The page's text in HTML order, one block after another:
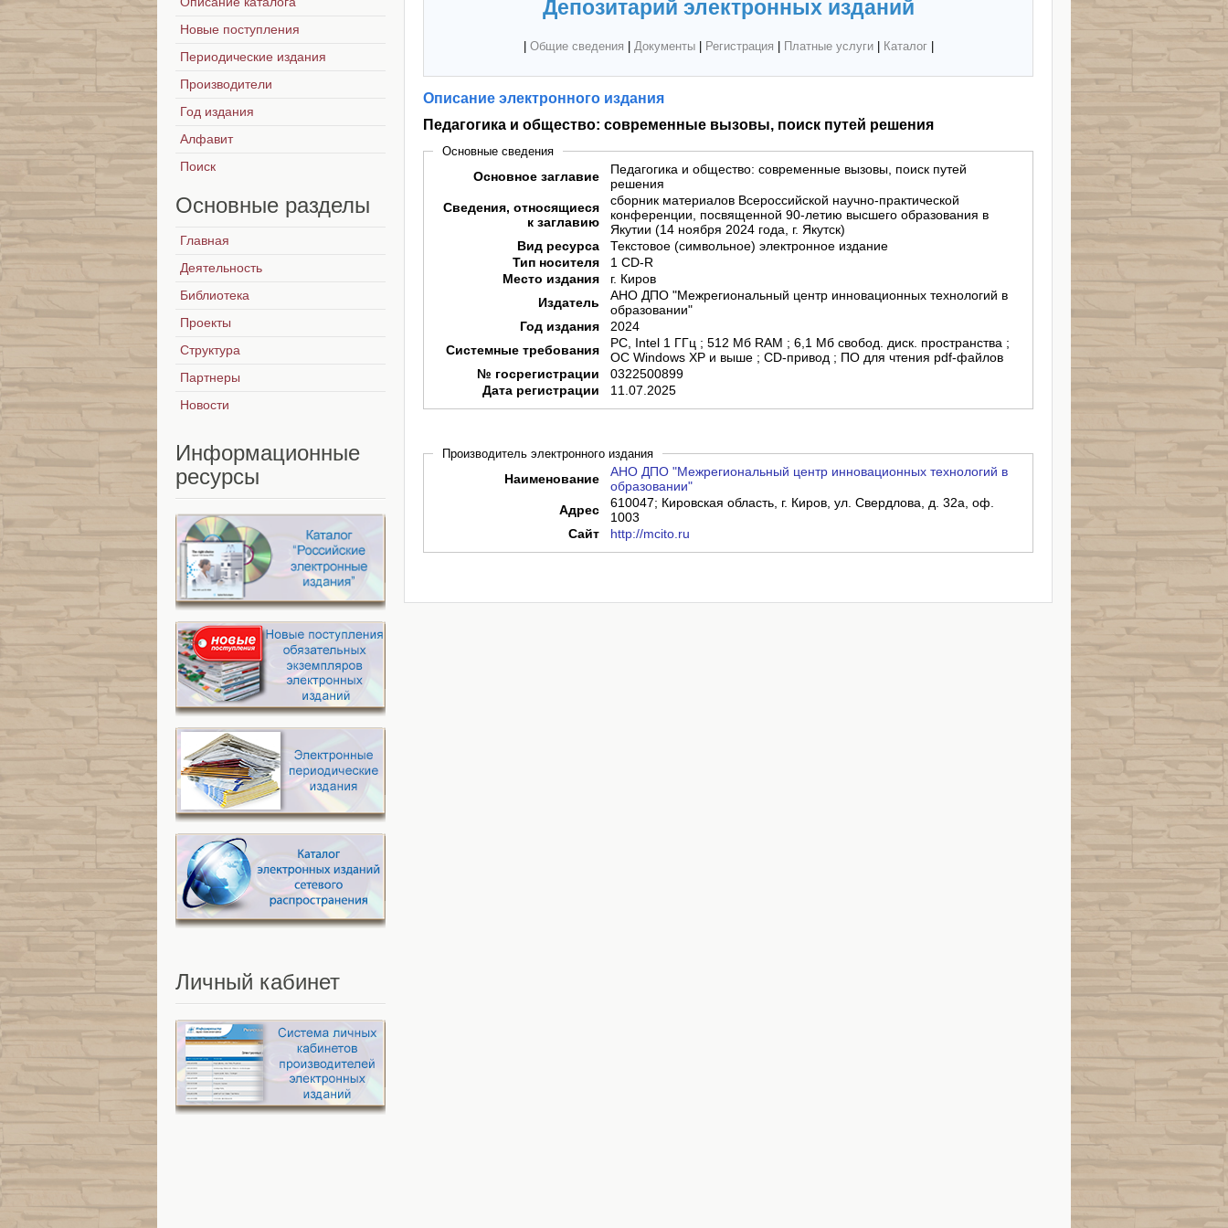
Депозитарий электронных изданий
Общие сведения Документы| Регистрация Платные услуги| Каталог|
Описание электронного издания
Педагогика и общество: современные вызовы, поиск путей решения
Основные сведения
Основное заглавие
Педагогика и общество: современные вызовы, поиск путей
решения
Сведения, относящиеся
к заглавию
сборник материалов Всероссийской научно-практической
конференции, посвященной 90-летию высшего образования в
Якутии (14 ноября 2024 года, г. Якутск)
Вид ресурса
Текстовое (символьное) электронное издание
Тип носителя
1 CD-R
Место издания
г. Киров
Издатель
АНО ДПО "Межрегиональный центр инновационных технологий в
образовании"
Год издания
2024
Системные требования
PC, Intel 1 ГГц ; 512 Мб RAM ; 6,1 Мб свобод. диск. пространства ;
ОС Windows XP и выше ; CD-привод ; ПО для чтения pdf-файлов
№ госрегистрации
0322500899
Дата регистрации
11.07.2025
Производитель электронного издания
Наименование
АНО ДПО "Межрегиональный центр инновационных технологий в
образовании"
Адрес
610047; Кировская область, г. Киров, ул. Свердлова, д. 32а, оф.
1003
Сайт
http://mcito.ru
Новые поступления
Периодические издания
Производители
Год издания
Алфавит
Поиск
Основные разделы
Главная
Деятельность
Библиотека
Проекты
Структура
Партнеры
Новости
Информационные
ресурсы
Личный кабинет